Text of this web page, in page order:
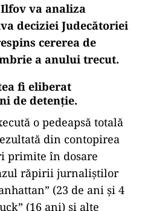
va analiza
deciziei Judecătoriei
cererea de
a anului trecut.
fi eliberat
de detenție.
o pedeapsă totală
din contopirea
primite în dosare
răpirii jurnaliștilor
(23 de ani și 4
(16 ani) și alte